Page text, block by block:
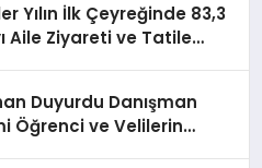
Yılın İlk Çeyreğinde 83,3
Aile Ziyareti ve Tatile
Duyurdu Danışman
Öğrenci ve Velilerin